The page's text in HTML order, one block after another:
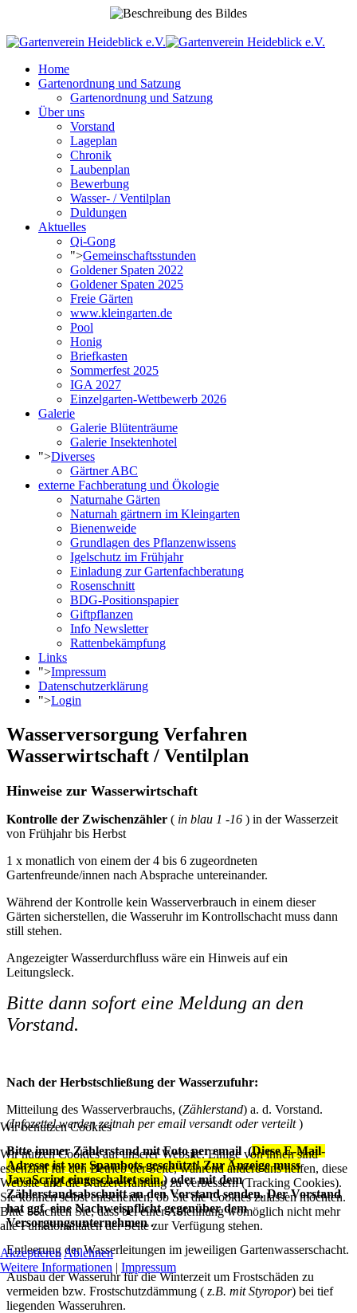
Home
Gartenordnung und Satzung
Gartenordnung und Satzung
Über uns
Vorstand
Lageplan
Chronik
Laubenplan
Bewerbung
Wasser- / Ventilplan
Duldungen
Aktuelles
Qi-Gong
">Gemeinschaftsstunden
Goldener Spaten 2022
Goldener Spaten 2025
Freie Gärten
www.kleingarten.de
Pool
Honig
Briefkasten
Sommerfest 2025
IGA 2027
Einzelgarten-Wettbewerb 2026
Galerie
Galerie Blütenträume
Galerie Insektenhotel
">Diverses
Gärtner ABC
externe Fachberatung und Ökologie
Naturnahe Gärten
Naturnah gärtnern im Kleingarten
Bienenweide
Grundlagen des Pflanzenwissens
Igelschutz im Frühjahr
Einladung zur Gartenfachberatung
Rosenschnitt
BDG-Positionspapier
Giftpflanzen
Info Newsletter
Rattenbekämpfung
Links
">Impressum
Datenschutzerklärung
">Login
Wasserversorgung Verfahren
Wasserwirtschaft / Ventilplan
Hinweise zur Wasserwirtschaft
Kontrolle der Zwischenzähler ( in blau 1 -16 ) in der Wasserzeit
von Frühjahr bis Herbst
1 x monatlich von einem der 4 bis 6 zugeordneten
Gartenfreunde/innen nach Absprache untereinander.
Während der Kontrolle kein Wasserverbrauch in einem dieser
Gärten sicherstellen, die Wasseruhr im Kontrollschacht muss dann
still stehen.
Angezeigter Wasserdurchfluss wäre ein Hinweis auf ein
Leitungsleck.
Bitte dann sofort eine Meldung an den
Vorstand.
Nach der Herbstschließung der Wasserzufuhr:
Mitteilung des Wasserverbrauchs, (Zählerstand) a. d. Vorstand.
(Infozettel werden zeitnah per email versandt oder verteilt)
Bitte immer Zählerstand mit Foto per email (Diese E-Mail-
Adresse ist vor Spambots geschützt! Zur Anzeige muss
JavaScript eingeschaltet sein.) oder mit dem
Zählerstandsabschnitt an den Vorstand senden. Der Vorstand
hat ggf. eine Nachweispflicht gegenüber dem
Versorgungsunternehmen .
Entleerung der Wasserleitungen im jeweiligen Gartenwasserschacht.
Ausbau der Wasseruhr für die Winterzeit um Frostschäden zu
vermeiden bzw. Frostschutzdämmung ( z.B. mit Styropor) bei tief
liegenden Wasseruhren.
Wir benutzen Cookies
Wir nutzen Cookies auf unserer Website. Einige von ihnen sind
essenziell für den Betrieb der Seite, während andere uns helfen, diese
Website und die Nutzererfahrung zu verbessern (Tracking Cookies).
Sie können selbst entscheiden, ob Sie die Cookies zulassen möchten.
Bitte beachten Sie, dass bei einer Ablehnung womöglich nicht mehr
alle Funktionalitäten der Seite zur Verfügung stehen.
Akzeptieren Ablehnen
Weitere Informationen | Impressum